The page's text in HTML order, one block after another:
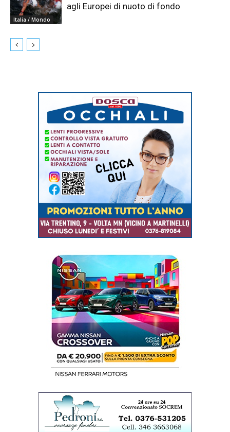
Italia / Mondo
agli Europei di nuoto di fondo